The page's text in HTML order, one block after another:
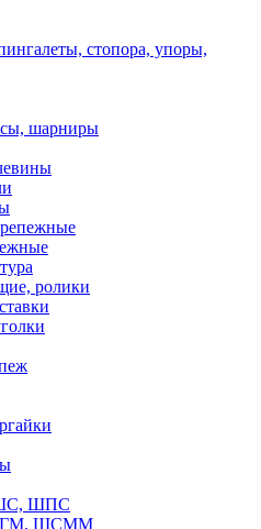
стопора, упоры,
шарниры
ролики
ШПС
ШСММ